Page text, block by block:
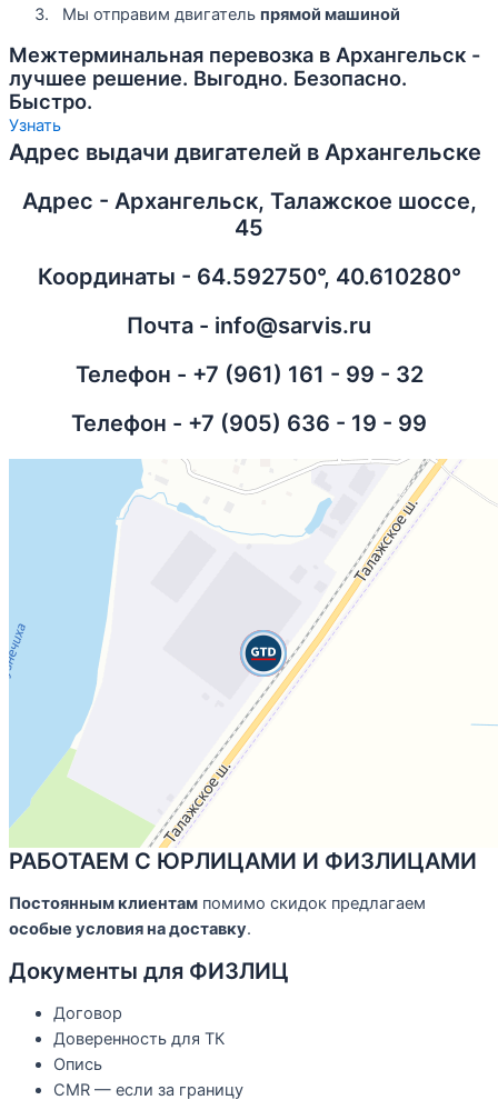
Мы отправим двигатель прямой машиной
Межтерминальная перевозка в Архангельск -
лучшее решение. Выгодно. Безопасно.
Быстро.
Узнать
Адрес выдачи двигателей в Архангельске
Адрес - Архангельск, Талажское шоссе,
45
Координаты - 64.592750°, 40.610280°
Почта - info@sarvis.ru
Телефон - +7 (961) 161 - 99 - 32
Телефон - +7 (905) 636 - 19 - 99
РАБОТАЕМ С ЮРЛИЦАМИ И ФИЗЛИЦАМИ
Постоянным клиентам помимо скидок предлагаем
особые условия на доставку.
Документы для ФИЗЛИЦ
Договор
Доверенность для ТК
Опись
CMR — если за границу